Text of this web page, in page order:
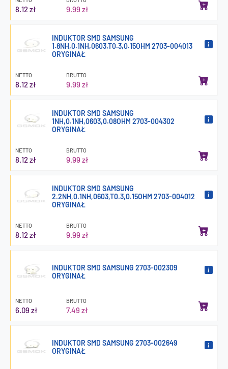
8.12 zł 9.99 zł
INDUKTOR SMD SAMSUNG
1.8NH,0.1NH,0603,T0.3,0.15OHM 2703-004013
ORYGINAŁ
NETTO
8.12 zł
BRUTTO
9.99 zł
INDUKTOR SMD SAMSUNG
1NH,0.1NH,0603,0.08OHM 2703-004302
ORYGINAŁ
NETTO
8.12 zł
BRUTTO
9.99 zł
INDUKTOR SMD SAMSUNG
2.2NH,0.1NH,0603,T0.3,0.15OHM 2703-004012
ORYGINAŁ
NETTO
8.12 zł
BRUTTO
9.99 zł
INDUKTOR SMD SAMSUNG 2703-002309
ORYGINAŁ
NETTO
6.09 zł
BRUTTO
7.49 zł
INDUKTOR SMD SAMSUNG 2703-002649
ORYGINAŁ